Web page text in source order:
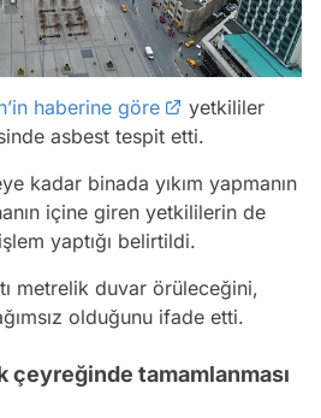
haberine göre
yetkililer
asbest tespit etti.
kadar binada yıkım yapmanın
içine giren yetkililerin de
yaptığı belirtildi.
metrelik duvar örüleceğini,
olduğunu ifade etti.
çeyreğinde tamamlanması